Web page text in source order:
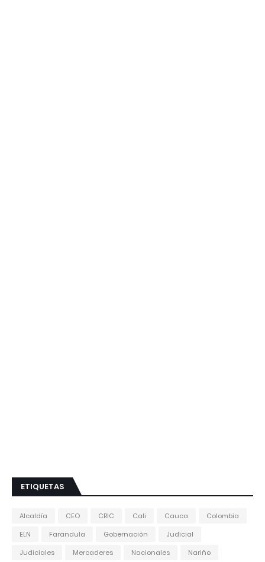
ETIQUETAS
Alcaldía CEO CRIC Cali Cauca
Colombia
ELN
Farandula Gobernación
Judicial
Judiciales
Mercaderes Nacionales Nariño